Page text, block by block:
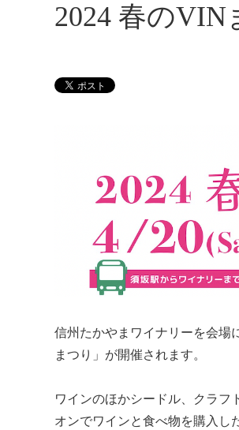
2024 春のVIN
信州たかやまワイナリーを会場
まつり」が開催されます。
ワインのほかシードル、クラフ
オンでワインと食べ物を購入し